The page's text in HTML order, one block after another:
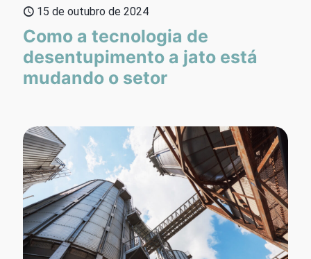
15 de outubro de 2024
Como a tecnologia de
desentupimento a jato está
mudando o setor